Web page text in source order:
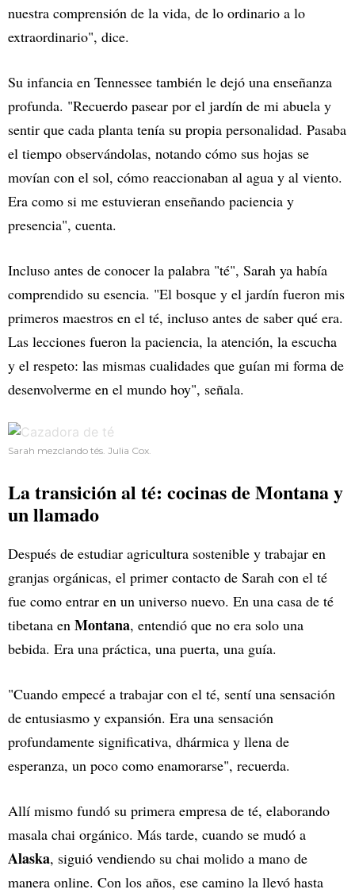
nuestra comprensión de la vida, de lo ordinario a lo
extraordinario", dice.
Su infancia en Tennessee también le dejó una enseñanza
profunda. "Recuerdo pasear por el jardín de mi abuela y
sentir que cada planta tenía su propia personalidad. Pasaba
el tiempo observándolas, notando cómo sus hojas se
movían con el sol, cómo reaccionaban al agua y al viento.
Era como si me estuvieran enseñando paciencia y
presencia", cuenta.
Incluso antes de conocer la palabra "té", Sarah ya había
comprendido su esencia. "El bosque y el jardín fueron mis
primeros maestros en el té, incluso antes de saber qué era.
Las lecciones fueron la paciencia, la atención, la escucha
y el respeto: las mismas cualidades que guían mi forma de
desenvolverme en el mundo hoy", señala.
Sarah mezclando tés. Julia Cox.
La transición al té: cocinas de Montana y
un llamado
Después de estudiar agricultura sostenible y trabajar en
granjas orgánicas, el primer contacto de Sarah con el té
fue como entrar en un universo nuevo. En una casa de té
tibetana en Montana, entendió que no era solo una
bebida. Era una práctica, una puerta, una guía.
"Cuando empecé a trabajar con el té, sentí una sensación
de entusiasmo y expansión. Era una sensación
profundamente significativa, dhármica y llena de
esperanza, un poco como enamorarse", recuerda.
Allí mismo fundó su primera empresa de té, elaborando
masala chai orgánico. Más tarde, cuando se mudó a
Alaska, siguió vendiendo su chai molido a mano de
manera online. Con los años, ese camino la llevó hasta